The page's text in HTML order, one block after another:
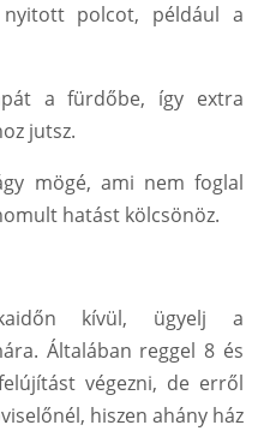
polcot, például a
a fürdőbe, így extra
jutsz.
mögé, ami nem foglal
hatást kölcsönöz.
kívül, ügyelj a
Általában reggel 8 és
végezni, de erről
hiszen ahány ház